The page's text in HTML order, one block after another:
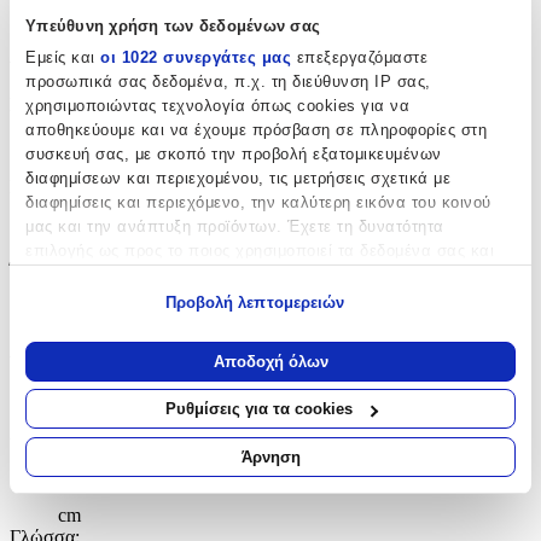
Υπεύθυνη χρήση των δεδομένων σας
Εμείς και οι 1022 συνεργάτες μας επεξεργαζόμαστε
προσωπικά σας δεδομένα, π.χ. τη διεύθυνση IP σας,
χρησιμοποιώντας τεχνολογία όπως cookies για να
αποθηκεύουμε και να έχουμε πρόσβαση σε πληροφορίες στη
συσκευή σας, με σκοπό την προβολή εξατομικευμένων
διαφημίσεων και περιεχομένου, τις μετρήσεις σχετικά με
διαφημίσεις και περιεχόμενο, την καλύτερη εικόνα του κοινού
μας και την ανάπτυξη προϊόντων. Έχετε τη δυνατότητα
Να συλλέξουμε πληροφορίες σχετικά με τη γεωγραφική
σας τοποθεσία, οι οποίες μπορεί να είναι ακριβείς σε
απόσταση μερικών μέτρων
Να αναγνωρίσουμε τη συσκευή σας σαρώνοντας ενεργά
για συγκεκριμένα χαρακτηριστικά (δακτυλικό αποτύπωμα)
Μάθετε περισσότερα σχετικά με τον τρόπο επεξεργασίας των
προσωπικών σας δεδομένων και καθορίστε τις προτιμήσεις σας
στηνενότητα “Λεπτομέρειες”
Προβολή λεπτομερειών
Αποδοχή όλων
Ρυθμίσεις για τα cookies
Άρνηση
Χαρακτηριστικά
Συγγραφέας:
Jonathan Kellerman
Εκδότης:
Headline Book Publishing
Έτος Έκδοσης:
Αριθμός Σελίδων
512
Διαστάσεις:
3.4x11.3x17.9
cm